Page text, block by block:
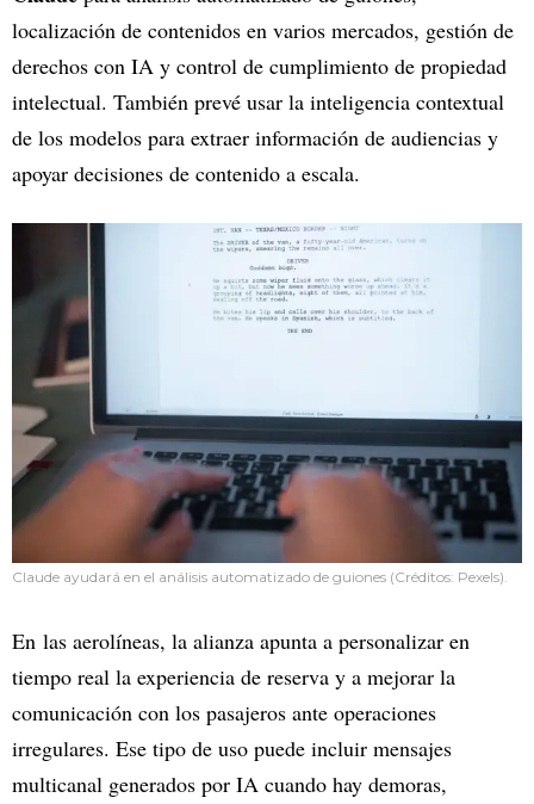
localización de contenidos en varios mercados, gestión de
derechos con IA y control de cumplimiento de propiedad
intelectual. También prevé usar la inteligencia contextual
de los modelos para extraer información de audiencias y
apoyar decisiones de contenido a escala.
Claude ayudará en el análisis automatizado de guiones (Créditos: Pexels).
En las aerolíneas, la alianza apunta a personalizar en
tiempo real la experiencia de reserva y a mejorar la
comunicación con los pasajeros ante operaciones
irregulares. Ese tipo de uso puede incluir mensajes
multicanal generados por IA cuando hay demoras,